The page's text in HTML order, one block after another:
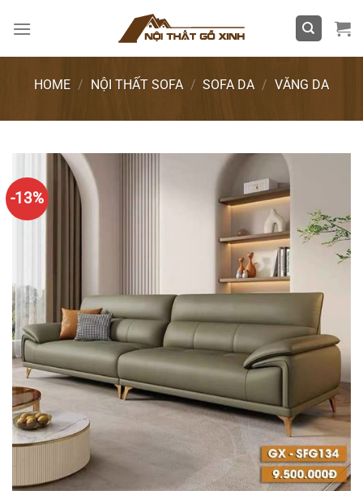
HOME / NỘI THẤT SOFA / SOFA DA / VĂNG DA
-13%